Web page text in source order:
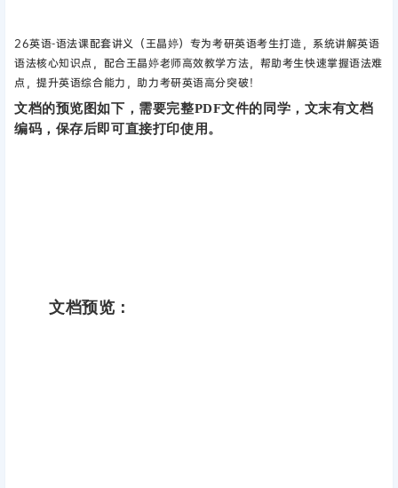
26英语-语法课配套讲义（王晶婷）专为考研英语考生打造，系统讲解英语
语法核心知识点，配合王晶婷老师高效教学方法，帮助考生快速掌握语法难
点，提升英语综合能力，助力考研英语高分突破！
文档的预览图如下，需要完整PDF文件的同学，文末有文档
编码，保存后即可直接打印使用。
文档预览：